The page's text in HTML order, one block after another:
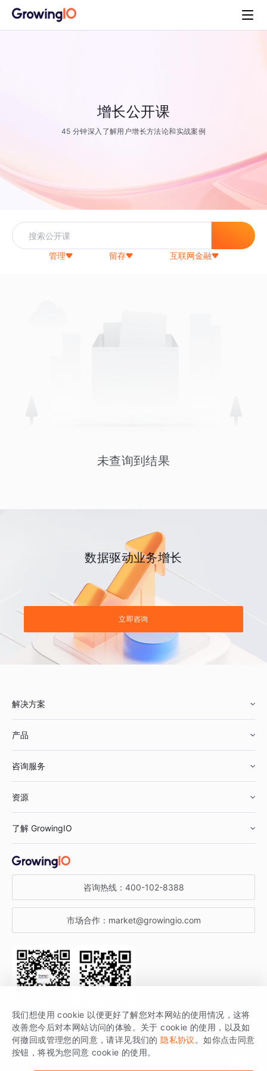
增长公开课
45 分钟深入了解用户增长方法论和实战案例
管理 留存 互联网金融
未查询到结果
数据驱动业务增长
立即咨询
解决方案
鞋服行业
汽车行业
金融行业
产品
智能运营
获客分析
咨询服务
资源
增长公开课
增长博客
开发者文档
SDK 文档
场景指南
了解 GrowingIO
关于 GrowingIO
增长大会
行业活动
咨询热线： 400-102-8388
市场合作： market@growingio.com
关注公众号 获取更多干货
GrowingIO 是专注于数据智能分析与增长的品牌，核心平台为 GrowingIO
分析云。
我们想使用 cookie 以便更好了解您对本网站的使用情况，这将
改善您今后对本网站访问的体验。关于 cookie 的使用，以及如
何撤回或管理您的同意，请详见我们的 隐私协议 。如你点击同意
按钮，将视为您同意 cookie 的使用。